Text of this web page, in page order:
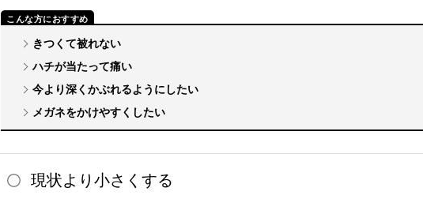
きつくて被れない
ハチが当たって痛い
今より深くかぶれるようにしたい
メガネをかけやすくしたい
現状より小さくする